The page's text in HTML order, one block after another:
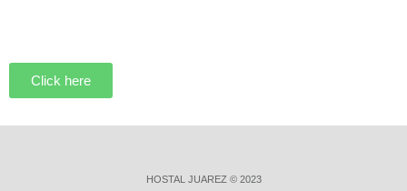
Click here
HOSTAL JUAREZ © 2023